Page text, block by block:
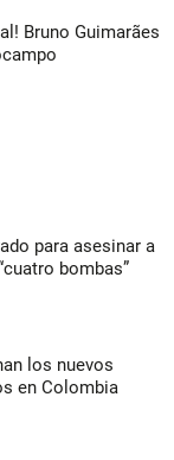
Bruno Guimarães
para asesinar a
bombas”
los nuevos
en Colombia